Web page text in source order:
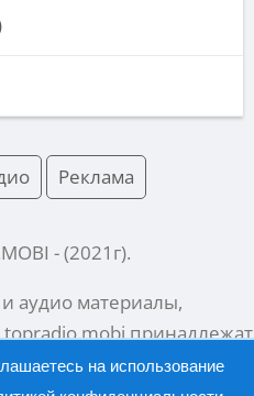
Реклама
- (2021 г).
аудио материалы,
topradio.mobiпринадлежат
владельцам.на использование